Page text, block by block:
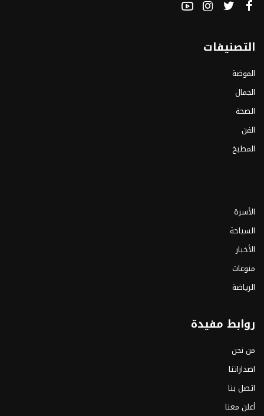
التصنيفات
الموضة
الجمال
الصحة
الفن
المطبخ
الأسرة
السياحة
الأخبار
منوعات
الرياضة
روابط مفيدة
من نحن
اصداراتنا
اتصل بنا
أعلن معنا